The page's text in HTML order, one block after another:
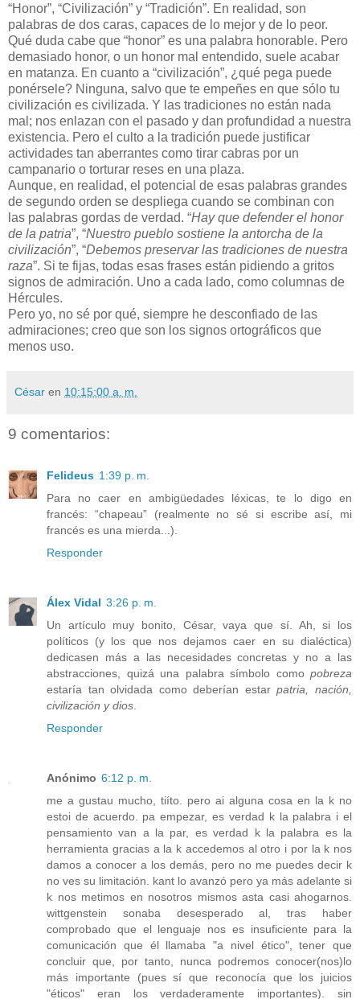
“Honor”, “Civilización” y “Tradición”. En realidad, son
palabras de dos caras, capaces de lo mejor y de lo peor.
Qué duda cabe que “honor” es una palabra honorable. Pero
demasiado honor, o un honor mal entendido, suele acabar
en matanza. En cuanto a “civilización”, ¿qué pega puede
ponérsele? Ninguna, salvo que te empeñes en que sólo tu
civilización es civilizada. Y las tradiciones no están nada
mal; nos enlazan con el pasado y dan profundidad a nuestra
existencia. Pero el culto a la tradición puede justificar
actividades tan aberrantes como tirar cabras por un
campanario o torturar reses en una plaza.
Aunque, en realidad, el potencial de esas palabras grandes
de segundo orden se despliega cuando se combinan con
las palabras gordas de verdad. “Hay que defender el honor
de la patria”, “Nuestro pueblo sostiene la antorcha de la
civilización”, “Debemos preservar las tradiciones de nuestra
raza”. Si te fijas, todas esas frases están pidiendo a gritos
signos de admiración. Uno a cada lado, como columnas de
Hércules.
Pero yo, no sé por qué, siempre he desconfiado de las
admiraciones; creo que son los signos ortográficos que
menos uso.
César en 10:15:00 a. m.
9 comentarios:
Felideus 1:39 p. m.
Para no caer en ambigüedades léxicas, te lo digo en
francés: “chapeau” (realmente no sé si escribe así, mi
francés es una mierda...).
Responder
Álex Vidal 3:26 p. m.
Un artículo muy bonito, César, vaya que sí. Ah, si los
políticos (y los que nos dejamos caer en su dialéctica)
dedicasen más a las necesidades concretas y no a las
abstracciones, quizá una palabra símbolo como pobreza
estaría tan olvidada como deberían estarpatria, nación,
civilización y dios
Responder
Anónimo 6:12 p. m.
me a gustau mucho, tiíto. pero ai alguna cosa en la k no
estoi de acuerdo. pa empezar, es verdad k la palabra i el
pensamiento van a la par, es verdad k la palabra es la
herramienta gracias a la k accedemos al otro i por la k nos
damos a conocer a los demás, pero no me puedes decir k
no ves su limitación. kant lo avanzó pero ya más adelante si
k nos metimos en nosotros mismos asta casi ahogarnos.
wittgenstein sonaba desesperado al, tras haber
comprobado que el lenguaje nos es insuficiente para la
comunicación que él llamaba "a nivel ético", tener que
concluir que, por tanto, nunca podremos conocer(nos)lo
más importante (pues sí que reconocía que los juicios
"éticos" eran los verdaderamente importantes). sin